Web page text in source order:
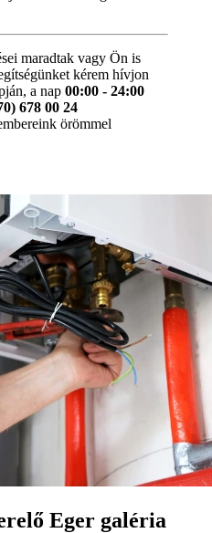
maradtak vagy Ön is
kérem hívjon
a nap 00:00 - 24:00
678 00 24
örömmel
Eger galéria